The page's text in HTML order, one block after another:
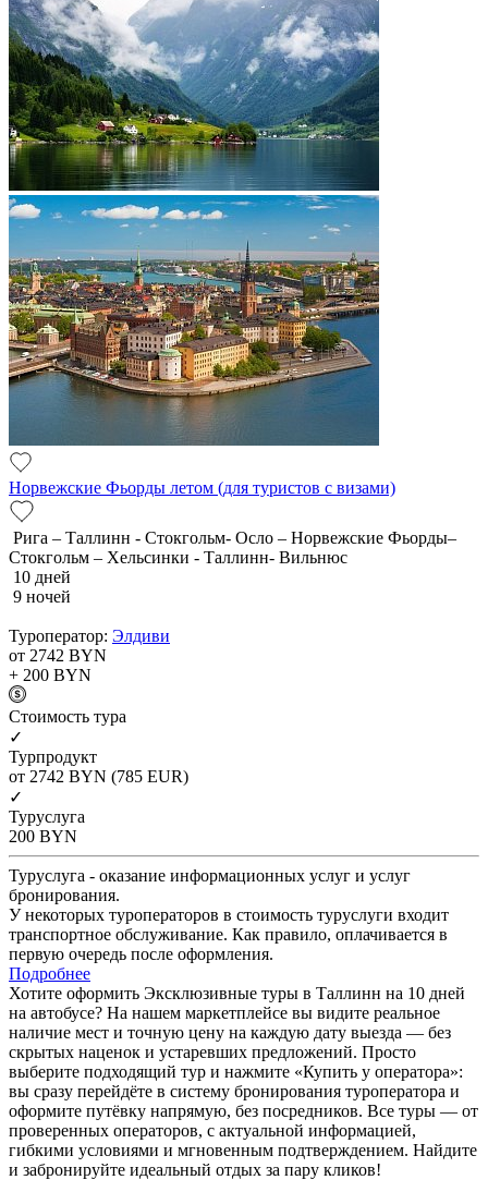
Норвежские Фьорды летом (для туристов с визами)
Рига – Таллинн - Стокгольм- Осло – Норвежские Фьорды–
Стокгольм – Хельсинки - Таллинн- Вильнюс
10 дней
9 ночей
Туроператор: Элдиви
от 2742 BYN
+ 200 BYN
Cтоимость тура
✓
Турпродукт
от 2742 BYN (785 EUR)
✓
Туруслуга
200 BYN
Туруслуга - оказание информационных услуг и услуг
бронирования.
У некоторых туроператоров в стоимость туруслуги входит
транспортное обслуживание. Как правило, оплачивается в
первую очередь после оформления.
Подробнее
Хотите оформить Эксклюзивные туры в Таллинн на 10 дней
на автобусе? На нашем маркетплейсе вы видите реальное
наличие мест и точную цену на каждую дату выезда — без
скрытых наценок и устаревших предложений. Просто
выберите подходящий тур и нажмите «Купить у оператора»:
вы сразу перейдёте в систему бронирования туроператора и
оформите путёвку напрямую, без посредников. Все туры — от
проверенных операторов, с актуальной информацией,
гибкими условиями и мгновенным подтверждением. Найдите
и забронируйте идеальный отдых за пару кликов!